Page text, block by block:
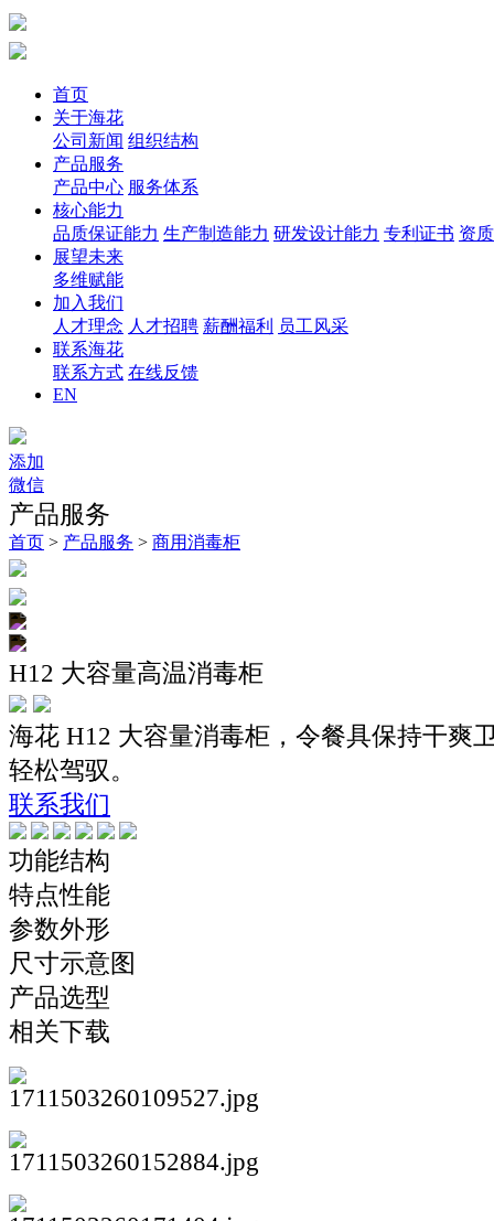
首页
关于海花
公司新闻 组织结构
产品服务
产品中心 服务体系
核心能力
品质保证能力 生产制造能力 研发设计能力 专利证书 资
展望未来
多维赋能
加入我们
人才理念 人才招聘 薪酬福利
员工风采
联系海花
联系方式 在线反馈
EN
添加
微信
产品服务
首页 > 产品服务 > 商用消毒柜
H12 大容量高温消毒柜
海花 H12 大容量消毒柜，令餐具保持干爽
轻松驾驭。
联系我们
功能结构
特点性能
参数外形
尺寸示意图
产品选型
相关下载